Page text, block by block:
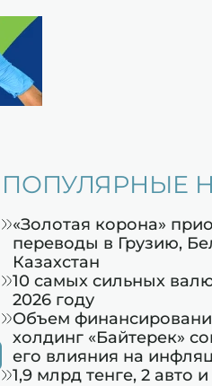
ПОПУЛЯРНЫЕ
«Золотая корона»
переводы в Грузию,
Казахстан
10 самых сильных
2026 году
Объем
холдинг «Байтерек»
его влияния на
1,9 млрд тенге, 2 авто